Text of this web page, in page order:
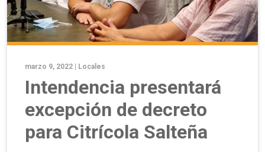
marzo 9, 2022 | Locales
Intendencia presentará
excepción de decreto
para Citrícola Salteña